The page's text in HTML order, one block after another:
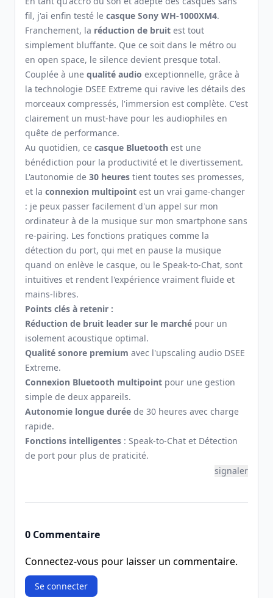
fil, j'ai enfin testé le casque Sony WH-1000XM4.
Franchement, la réduction de bruit est tout
simplement bluffante. Que ce soit dans le métro ou
en open space, le silence devient presque total.
Couplée à une qualité audio exceptionnelle, grâce à
la technologie DSEE Extreme qui ravive les détails des
morceaux compressés, l'immersion est complète. C'est
clairement un must-have pour les audiophiles en
quête de performance.
Au quotidien, ce casque Bluetooth est une
bénédiction pour la productivité et le divertissement.
L'autonomie de 30 heures tient toutes ses promesses,
et la connexion multipoint est un vrai game-changer
: je peux passer facilement d'un appel sur mon
ordinateur à de la musique sur mon smartphone sans
re-pairing. Les fonctions pratiques comme la
détection du port, qui met en pause la musique
quand on enlève le casque, ou le Speak-to-Chat, sont
intuitives et rendent l'expérience vraiment fluide et
mains-libres.
Points clés à retenir :
Réduction de bruit leader sur le marché pour un
isolement acoustique optimal.
Qualité sonore premium avec l'upscaling audio DSEE
Extreme.
Connexion Bluetooth multipoint pour une gestion
simple de deux appareils.
Autonomie longue durée de 30 heures avec charge
rapide.
Fonctions intelligentes : Speak-to-Chat et Détection
de port pour plus de praticité.
signaler
0 Commentaire
Connectez-vous pour laisser un commentaire.
Se connecter